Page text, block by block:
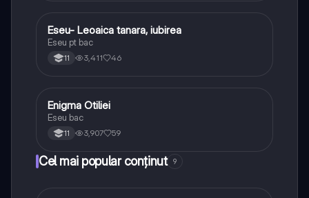
Limba și literatura română
Eseu- Leoaica tanara, iubirea
Eseu pt bac
11 3,411 46
Limba și literatura română
Enigma Otiliei
Eseu bac
11 3,907 59
Cel mai popular conținut 9